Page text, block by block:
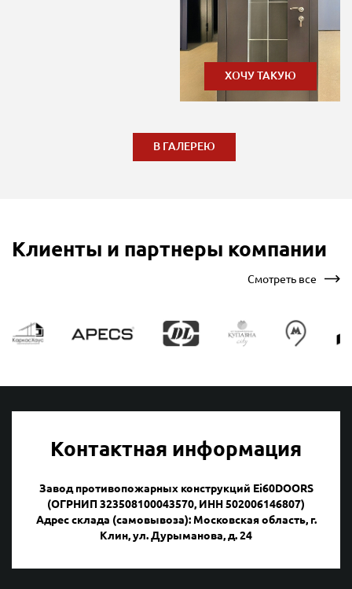
ХОЧУ ТАКУЮ
В ГАЛЕРЕЮ
Клиенты и партнеры компании
Смотреть все
Контактная информация
Завод противопожарных конструкций Ei60DOORS
(ОГРНИП 323508100043570, ИНН 502006146807)
Адрес склада (самовывоза): Московская область, г.
Клин, ул. Дурыманова, д. 24